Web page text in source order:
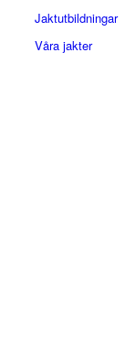
Jaktutbildningar
Våra jakter